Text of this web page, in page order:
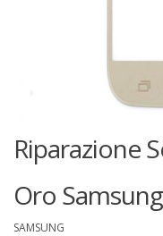
Riparazione
Oro
SAMSUNG